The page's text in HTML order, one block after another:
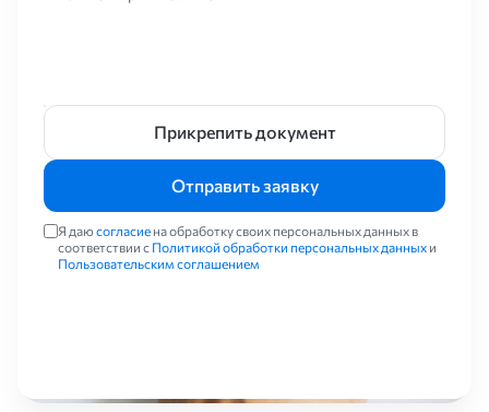
Прикрепить документ
Отправить заявку
Я даюсогласие на обработку своих персональных данных в
соответствии с Политикой обработки персональных данных и
Пользовательским соглашением